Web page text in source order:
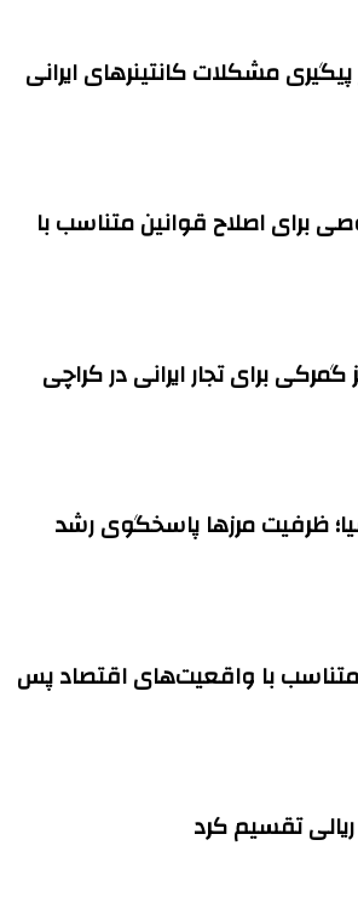
مشکلات کانتینرهای ایرانی
برای اصلاح قوانین متناسب با
برای تجار ایرانی در کراچی
ظرفیت مرزها پاسخگوی رشد
متناسب با واقعیت‌های اقتصاد پس